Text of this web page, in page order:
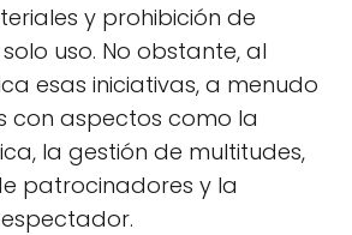
y prohibición de
uso. No obstante, al
esas iniciativas, a menudo
con aspectos como la
la gestión de multitudes,
patrocinadores y la